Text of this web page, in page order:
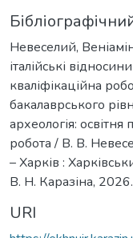
Невеселий,
італійські
кваліфікаційна
бакалаврського
археологія:
робота / В. В.
– Харків :
В. Н. Каразіна,
URI